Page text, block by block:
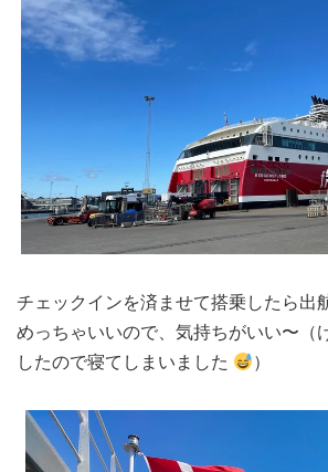
チェックインを済ませて搭乗したら
めっちゃいいので、気持ちがいい〜（
したので寝てしまいました
）